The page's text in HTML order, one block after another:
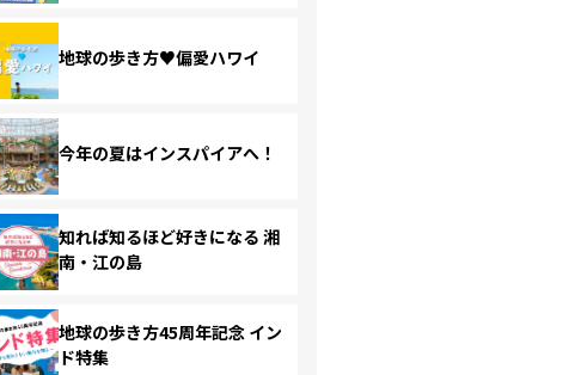
地球の歩き方♥偏愛ハワイ
今年の夏はインスパイアへ！
知れば知るほど好きになる 湘
南・江の島
地球の歩き方45周年記念 イン
ド特集